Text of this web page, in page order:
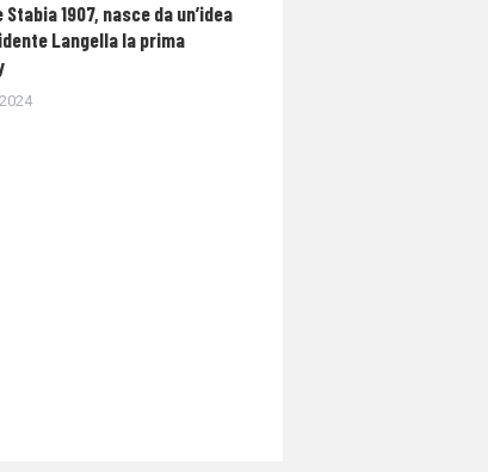
Stabia 1907, nasce da un’idea
Langella la prima